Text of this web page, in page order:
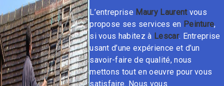
L’entreprise Maury Laurentvous
propose ses services en Peinture,
si vous habitez à Lescar. Entreprise
usant d’une expérience et d’un
savoir-faire de qualité, nous
mettons tout en oeuvre pour vous
satisfaire. Nous vous